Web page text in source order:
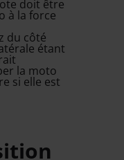
doit être
à la force
du côté
étant
la moto
si elle est